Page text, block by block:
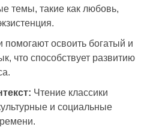
темы, такие как любовь,
помогают освоить богатый и
что способствует развитию
Чтение классики
и социальные